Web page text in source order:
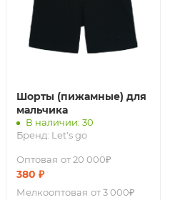
Шорты (пижамные) для
мальчика
В наличии: 30
Бренд: Let's go
Оптовая от 20 000₽
380 ₽
Мелкооптовая от 3 000₽